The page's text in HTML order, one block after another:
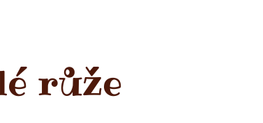
růže